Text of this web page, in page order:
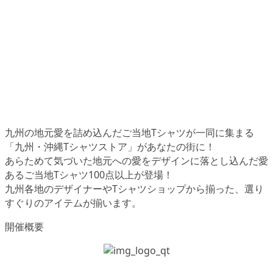
九州の地元愛を詰め込んだご当地Tシャツが一同に集まる
「九州・沖縄Tシャツストア」があなたの街に！
あらためて気づいた地元への愛をデザインに落とし込んだ愛
あるご当地Tシャツ100点以上が登場！
九州各地のデザイナーやTシャツショップから揃った、選り
すぐりのアイテムが揃います。
開催概要